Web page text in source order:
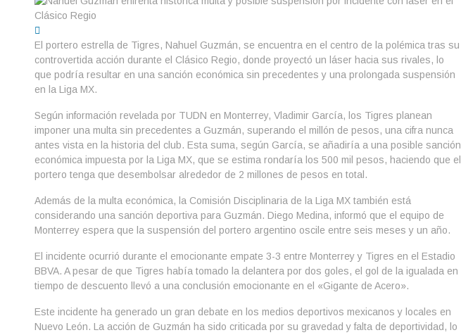
El portero estrella de Tigres, Nahuel Guzmán, se encuentra en el centro de la polémica tras su
controvertida acción durante el Clásico Regio, donde proyectó un láser hacia sus rivales, lo
que podría resultar en una sanción económica sin precedentes y una prolongada suspensión
en la Liga MX.
Según información revelada por TUDN en Monterrey, Vladimir García, los Tigres planean
imponer una multa sin precedentes a Guzmán, superando el millón de pesos, una cifra nunca
antes vista en la historia del club. Esta suma, según García, se añadiría a una posible sanción
económica impuesta por la Liga MX, que se estima rondaría los 500 mil pesos, haciendo que el
portero tenga que desembolsar alrededor de 2 millones de pesos en total.
Además de la multa económica, la Comisión Disciplinaria de la Liga MX también está
considerando una sanción deportiva para Guzmán. Diego Medina, informó que el equipo de
Monterrey espera que la suspensión del portero argentino oscile entre seis meses y un año.
El incidente ocurrió durante el emocionante empate 3-3 entre Monterrey y Tigres en el Estadio
BBVA. A pesar de que Tigres había tomado la delantera por dos goles, el gol de la igualada en
tiempo de descuento llevó a una conclusión emocionante en el «Gigante de Acero».
Este incidente ha generado un gran debate en los medios deportivos mexicanos y locales en
Nuevo León. La acción de Guzmán ha sido criticada por su gravedad y falta de deportividad, lo